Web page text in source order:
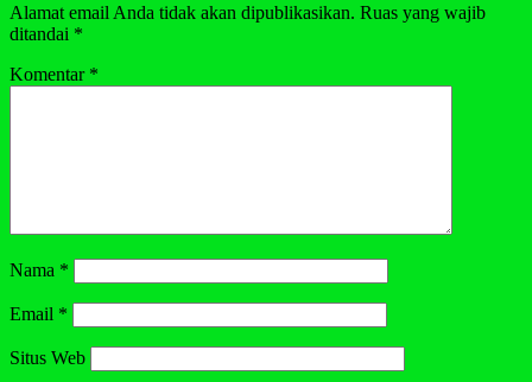
Alamat email Anda tidak akan dipublikasikan. Ruas yang wajib
ditandai *
Komentar *
Nama *
Email *
Situs Web